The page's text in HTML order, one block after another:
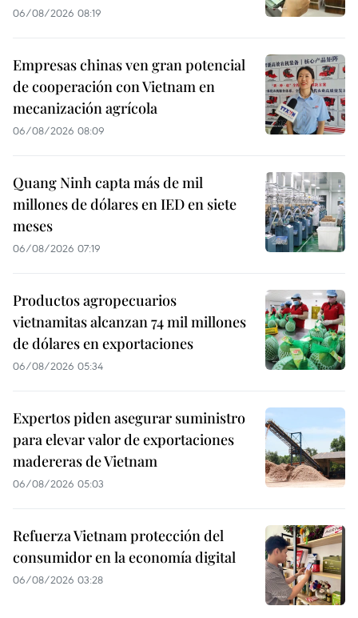
06/08/2026 08:19
Empresas chinas ven gran potencial
de cooperación con Vietnam en
mecanización agrícola
06/08/2026 08:09
Quang Ninh capta más de mil
millones de dólares en IED en siete
meses
06/08/2026 07:19
Productos agropecuarios
vietnamitas alcanzan 74 mil millones
de dólares en exportaciones
06/08/2026 05:34
Expertos piden asegurar suministro
para elevar valor de exportaciones
madereras de Vietnam
06/08/2026 05:03
Refuerza Vietnam protección del
consumidor en la economía digital
06/08/2026 03:28